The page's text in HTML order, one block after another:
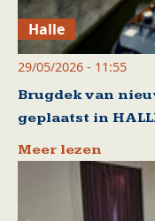
Halle
29/05/2026 - 11:55
Brugdek van
geplaatst in
Meer lezen